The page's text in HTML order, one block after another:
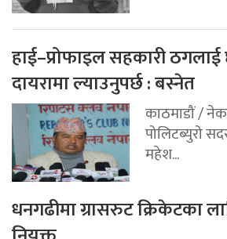
हाई–प्रोफाइल सहकारी
दायरामा ल्याउनुपर्छ : बस्नेत
काठमाडौं /
पोलिटब्युरो
महेश...
धनगढीमा ग्रासरुट क्रिकेटका